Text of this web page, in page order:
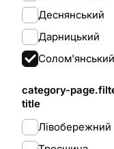
Деснянський
Дарницький
Солом'янський
category-
title